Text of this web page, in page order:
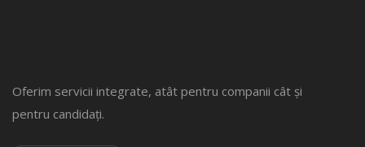
Oferim servicii integrate, atât pentru companii cât și
pentru candidați.